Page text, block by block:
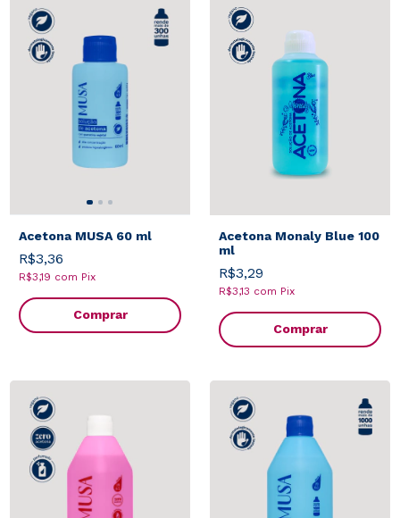
Acetona MUSA 60 ml
R$3,36
R$3,19 com Pix
Comprar
Acetona Monaly Blue 100
ml
R$3,29
R$3,13 com Pix
Comprar